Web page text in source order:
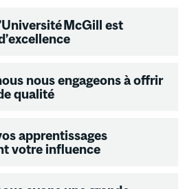
McGill est
nous engageons à offrir
qualité
apprentissages
votre influence